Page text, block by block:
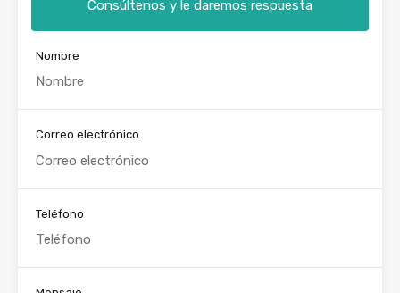
Consúltenos y le daremos respuesta
Nombre
Correo electrónico
Teléfono